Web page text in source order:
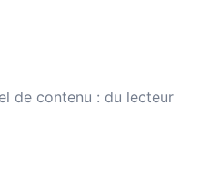
de contenu : du lecteur